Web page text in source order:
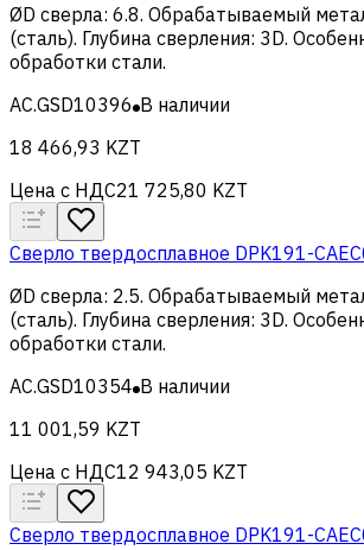
ØD сверла: 6.8. Обрабатываемый
(сталь). Глубина сверления: 3D.
обработки стали.
AC.GSD10396 В наличии
18 466,93 KZT
Цена с НДС21 725,80 KZT
Сверло твердосплавное DPK191-
ØD сверла: 2.5. Обрабатываемый
(сталь). Глубина сверления: 3D.
обработки стали.
AC.GSD10354 В наличии
11 001,59 KZT
Цена с НДС12 943,05 KZT
Сверло твердосплавное DPK191-